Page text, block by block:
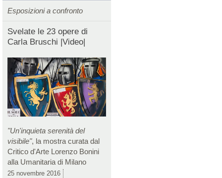
Esposizioni a confronto
Svelate le 23 opere di
Carla Bruschi |Video|
"Un'inquieta serenità del
visibile", la mostra curata dal
Critico d'Arte Lorenzo Bonini
alla Umanitaria di Milano
25 novembre 2016